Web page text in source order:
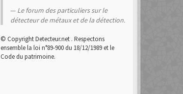
Le forum des particuliers sur le
détecteur de métaux et de la détection.
© Copyright Detecteur.net . Respectons
ensemble la loi n°89-900 du 18/12/1989 et le
Code du patrimoine.